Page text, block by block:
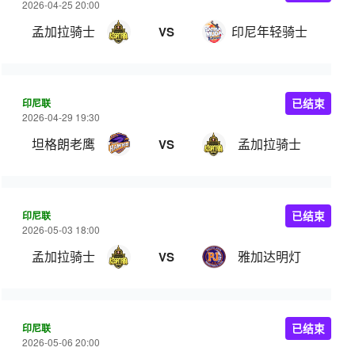
2026-04-25 20:00
孟加拉骑士 VS 印尼年轻骑士
印尼联
2026-04-29 19:30
坦格朗老鹰 VS 孟加拉骑士
已结束
印尼联
2026-05-03 18:00
孟加拉骑士 VS 雅加达明灯
已结束
印尼联
2026-05-06 20:00
已结束